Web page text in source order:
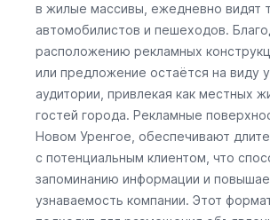
в жилые массивы, ежедневно видят
автомобилистов и пешеходов.
расположению рекламных
или предложение остаётся на виду
аудитории, привлекая как местных
гостей города. Рекламные
Новом Уренгое, обеспечивают
с потенциальным клиентом, что
запоминанию информации и
узнаваемость компании. Этот